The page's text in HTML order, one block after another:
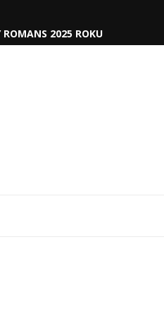
ROMANS 2025 ROKU